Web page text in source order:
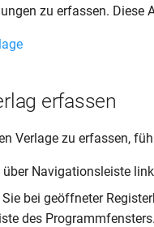
zu erfassen. Diese
erfassen
Verlage zu erfassen,
über Navigationsleiste
bei geöffneter
des Programmfensters.